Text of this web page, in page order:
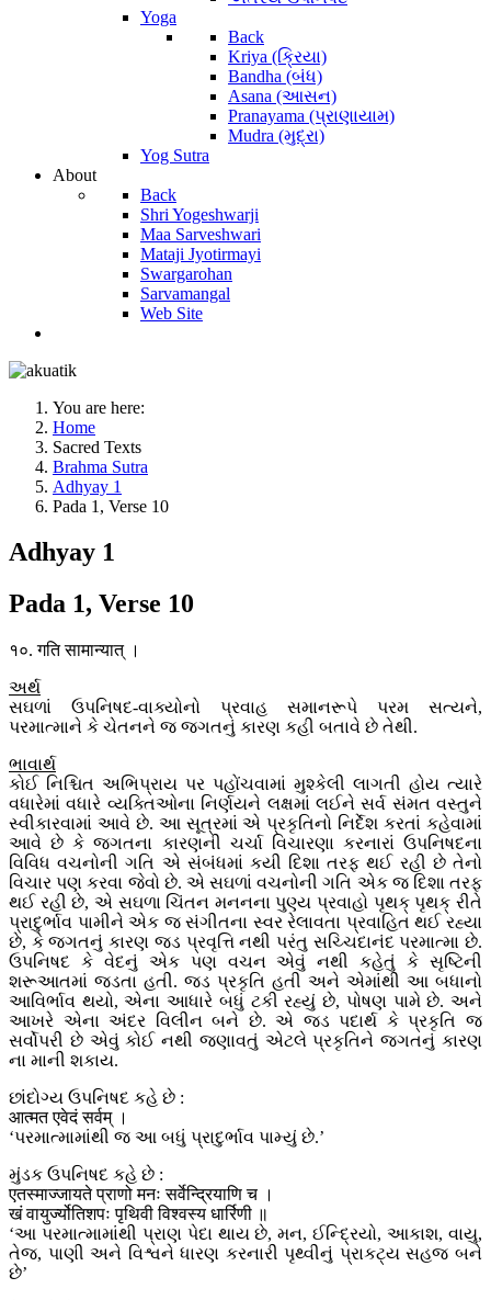
Yoga
Back
Kriya (ક્રિયા)
Bandha (બંધ)
Asana (આસન)
Pranayama (પ્રાણાયામ)
Mudra (મુદ્રા)
Yog Sutra
About
Back
Shri Yogeshwarji
Maa Sarveshwari
Mataji Jyotirmayi
Swargarohan
Sarvamangal
Web Site
You are here:
Home
Sacred Texts
Brahma Sutra
Adhyay 1
Pada 1, Verse 10
Adhyay 1
Pada 1, Verse 10
१०. गति सामान्यात् ।
અર્થ
સઘળાં ઉપનિષદ-વાક્યોનો પ્રવાહ સમાનરૂપે પરમ સત્યને,
પરમાત્માને કે ચેતનને જ જગતનું કારણ કહી બતાવે છે તેથી.
ભાવાર્થ
કોઈ નિશ્ચિત અભિપ્રાય પર પહોંચવામાં મુશ્કેલી લાગતી હોય ત્યારે
વધારેમાં વધારે વ્યક્તિઓના નિર્ણયને લક્ષમાં લઈને સર્વ સંમત વસ્તુને
સ્વીકારવામાં આવે છે. આ સૂત્રમાં એ પ્રકૃતિનો નિર્દેશ કરતાં કહેવામાં
આવે છે કે જગતના કારણની ચર્ચા વિચારણા કરનારાં ઉપનિષદના
વિવિધ વચનોની ગતિ એ સંબંધમાં કયી દિશા તરફ થઈ રહી છે તેનો
વિચાર પણ કરવા જેવો છે. એ સઘળાં વચનોની ગતિ એક જ દિશા તરફ
થઈ રહી છે, એ સઘળા ચિંતન મનનના પુણ્ય પ્રવાહો પૃથક્ પૃથક્ રીતે
પ્રાદુર્ભાવ પામીને એક જ સંગીતના સ્વર રેલાવતા પ્રવાહિત થઈ રહ્યા
છે, કે જગતનું કારણ જડ પ્રવૃત્તિ નથી પરંતુ સચ્ચિદાનંદ પરમાત્મા છે.
ઉપનિષદ કે વેદનું એક પણ વચન એવું નથી કહેતું કે સૃષ્ટિની
શરૂઆતમાં જડતા હતી. જડ પ્રકૃતિ હતી અને એમાંથી આ બધાનો
આવિર્ભાવ થયો, એના આધારે બધું ટકી રહ્યું છે, પોષણ પામે છે. અને
આખરે એના અંદર વિલીન બને છે. એ જડ પદાર્થ કે પ્રકૃતિ જ
સર્વોપરી છે એવું કોઈ નથી જણાવતું એટલે પ્રકૃતિને જગતનું કારણ
ના માની શકાય.
છાંદોગ્ય ઉપનિષદ કહે છે :
आत्मत एवेदं सर्वम् ।
‘પરમાત્મામાંથી જ આ બધું પ્રાદુર્ભાવ પામ્યું છે.’
મુંડક ઉપનિષદ કહે છે :
एतस्माज्जायते प्राणो मनः सर्वेन्द्रियाणि च ।
खं वायुर्ज्योतिशपः पृथिवी विश्वस्य धार्रिणी ॥
‘આ પરમાત્મામાંથી પ્રાણ પેદા થાય છે, મન, ઈન્દ્રિયો, આકાશ, વાયુ,
તેજ, પાણી અને વિશ્વને ધારણ કરનારી પૃથ્વીનું પ્રાકટ્ય સહજ બને
છે’